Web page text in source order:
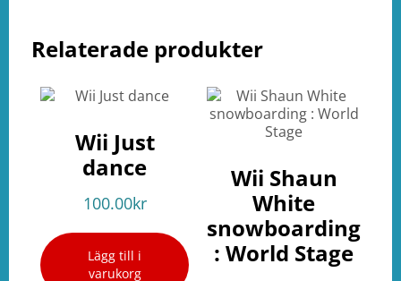
Relaterade produkter
Wii Just
dance
100.00kr
Lägg till i
varukorg
Wii Shaun
White
snowboarding
: World Stage